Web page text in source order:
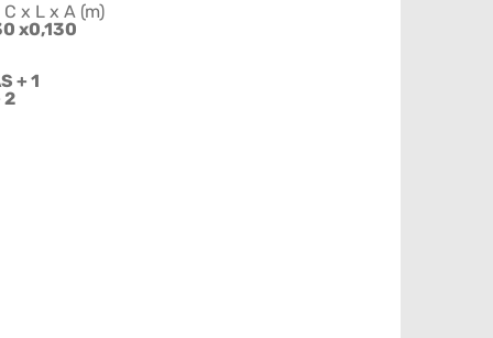
x L x A (m)
x0,130
+ 1
2